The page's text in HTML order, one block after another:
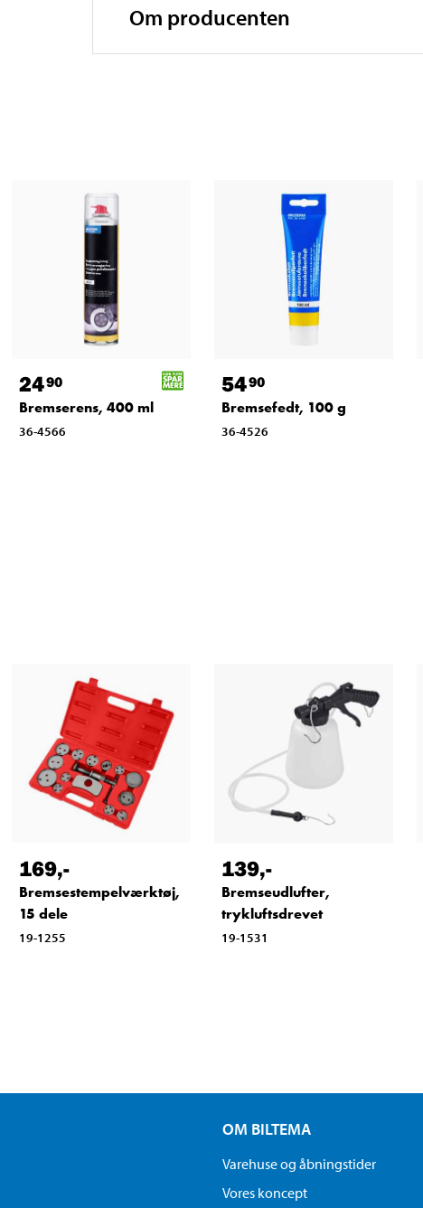
Om producenten
2490
Bremserens, 400 ml
36-4566
5490
Bremsefedt, 100 g
36-4526
169,-
Bremsestempelværktøj,
15 dele
19-1255
139,-
Bremseudlufter,
trykluftsdrevet
19-1531
OM BILTEMA
Varehuse og åbningstider
Vores koncept